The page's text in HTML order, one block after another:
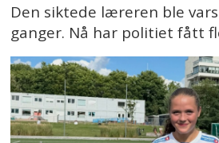
Den siktede læreren ble
ganger. Nå har politiet fått